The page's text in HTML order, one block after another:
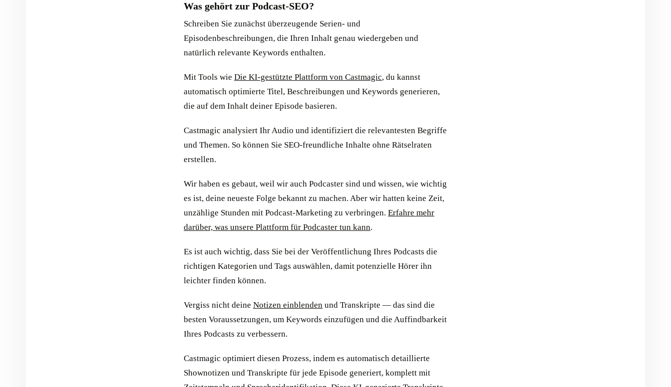
Was gehört zur Podcast-SEO?
Schreiben Sie zunächst überzeugende Serien- und
Episodenbeschreibungen, die Ihren Inhalt genau wiedergeben und
natürlich relevante Keywords enthalten.
Mit Tools wie Die KI-gestützte Plattform von Castmagic, du kannst
automatisch optimierte Titel, Beschreibungen und Keywords generieren,
die auf dem Inhalt deiner Episode basieren.
Castmagic analysiert Ihr Audio und identifiziert die relevantesten Begriffe
und Themen. So können Sie SEO-freundliche Inhalte ohne Rätselraten
erstellen.
Wir haben es gebaut, weil wir auch Podcaster sind und wissen, wie wichtig
es ist, deine neueste Folge bekannt zu machen. Aber wir hatten keine Zeit,
unzählige Stunden mit Podcast-Marketing zu verbringen. Erfahre mehr
darüber, was unsere Plattform für Podcaster tun kann.
Es ist auch wichtig, dass Sie bei der Veröffentlichung Ihres Podcasts die
richtigen Kategorien und Tags auswählen, damit potenzielle Hörer ihn
leichter finden können.
Vergiss nicht deine Notizen einblenden und Transkripte — das sind die
besten Voraussetzungen, um Keywords einzufügen und die Auffindbarkeit
Ihres Podcasts zu verbessern.
Castmagic optimiert diesen Prozess, indem es automatisch detaillierte
Shownotizen und Transkripte für jede Episode generiert, komplett mit